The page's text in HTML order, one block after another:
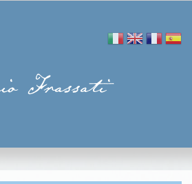
Frassati